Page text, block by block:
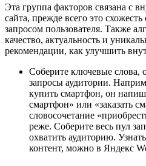
Эта группа факторов связана с
сайта, прежде всего это
запросом пользователя. Также
качество, актуальность и
рекомендации, как улучшить
Соберите ключевые слова,
запросы аудитории.
купить смартфон, он
смартфон» или «заказать
словосочетание
реже. Соберите весь пул
охватить аудиторию.
контент, можно в Яндекс